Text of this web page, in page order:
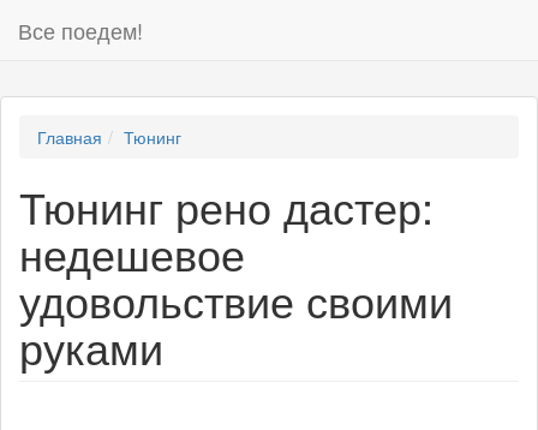
Все поедем!
Главная Тюнинг
Тюнинг рено дастер:
недешевое
удовольствие своими
руками